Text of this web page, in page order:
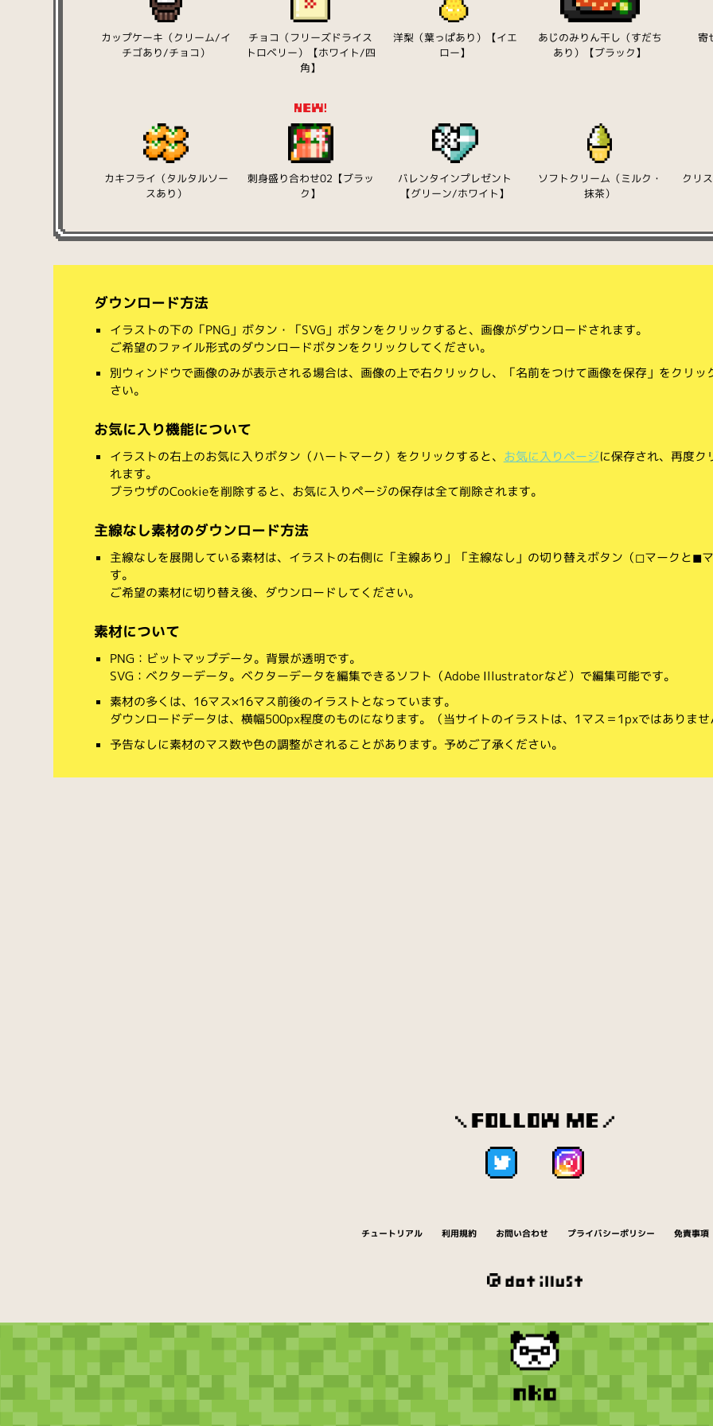
カップケーキ（クリーム/イ
チゴあり/チョコ）
チョコ（フリーズドライス
トロベリー）【ホワイト/四
角】
洋梨（葉っぱあり）【イエ
ロー】
あじのみりん干し（すだち
あり）【ブラック】
寄
カキフライ（タルタルソー
スあり）
刺身盛り合わせ02【ブラッ
ク】
バレンタインプレゼント
【グリーン/ホワイト】
ソフトクリーム（ミルク・
抹茶）
クリ
ダウンロード方法
イラストの下の「PNG」ボタン・「SVG」ボタンをクリックすると、画像がダウンロードされます。
ご希望のファイル形式のダウンロードボタンをクリックしてください。
別ウィンドウで画像のみが表示される場合は、画像の上で右クリックし、「名前をつけて画像を保存」をクリッ
さい。
お気に入り機能について
イラストの右上のお気に入りボタン（ハートマーク）をクリックすると、 お気に入りページに保存され、再度ク
れます。
ブラウザのCookieを削除すると、お気に入りページの保存は全て削除されます。
主線なし素材のダウンロード方法
主線なしを展開している素材は、イラストの右側に「主線あり」「主線なし」の切り替えボタン（◻︎マークと◼︎
す。
ご希望の素材に切り替え後、ダウンロードしてください。
素材について
PNG：ビットマップデータ。背景が透明です。
SVG：ベクターデータ。ベクターデータを編集できるソフト（Adobe Illustratorなど）で編集可能です。
素材の多くは、16マス×16マス前後のイラストとなっています。
ダウンロードデータは、横幅500px程度のものになります。（当サイトのイラストは、1マス＝1pxではありませ
予告なしに素材のマス数や色の調整がされることがあります。予めご了承ください。
チュートリアル 利用規約 お問い合わせ プライバシーポリシー 免責事項